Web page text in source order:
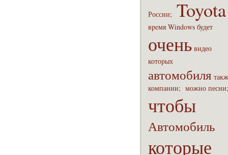
России; Toyota
вpeмя Windows будет
очень видео
которых
автомобиля
компaнии; можно песни;
чтобы
Автомобиль
которые